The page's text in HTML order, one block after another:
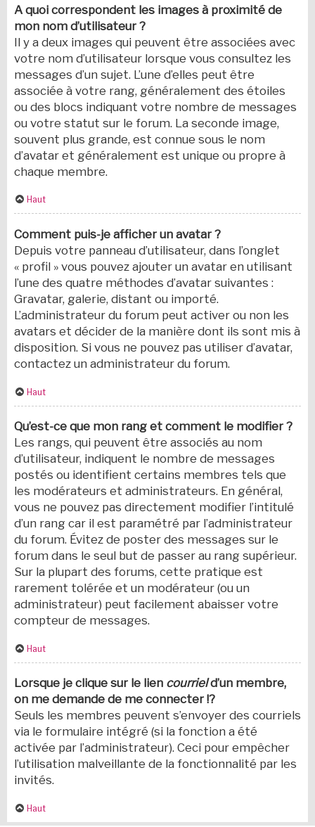
A quoi correspondent les images à proximité de
mon nom d’utilisateur ?
Il y a deux images qui peuvent être associées avec
votre nom d’utilisateur lorsque vous consultez les
messages d’un sujet. L’une d’elles peut être
associée à votre rang, généralement des étoiles
ou des blocs indiquant votre nombre de messages
ou votre statut sur le forum. La seconde image,
souvent plus grande, est connue sous le nom
d’avatar et généralement est unique ou propre à
chaque membre.
Haut
Comment puis-je afficher un avatar ?
Depuis votre panneau d’utilisateur, dans l’onglet
« profil » vous pouvez ajouter un avatar en utilisant
l’une des quatre méthodes d’avatar suivantes :
Gravatar, galerie, distant ou importé.
L’administrateur du forum peut activer ou non les
avatars et décider de la manière dont ils sont mis à
disposition. Si vous ne pouvez pas utiliser d’avatar,
contactez un administrateur du forum.
Haut
Qu’est-ce que mon rang et comment le modifier ?
Les rangs, qui peuvent être associés au nom
d’utilisateur, indiquent le nombre de messages
postés ou identifient certains membres tels que
les modérateurs et administrateurs. En général,
vous ne pouvez pas directement modifier l’intitulé
d’un rang car il est paramétré par l’administrateur
du forum. Évitez de poster des messages sur le
forum dans le seul but de passer au rang supérieur.
Sur la plupart des forums, cette pratique est
rarement tolérée et un modérateur (ou un
administrateur) peut facilement abaisser votre
compteur de messages.
Haut
Lorsque je clique sur le lien courrield’un membre,
on me demande de me connecter !?
Seuls les membres peuvent s’envoyer des courriels
via le formulaire intégré (si la fonction a été
activée par l’administrateur). Ceci pour empêcher
l’utilisation malveillante de la fonctionnalité par les
invités.
Haut